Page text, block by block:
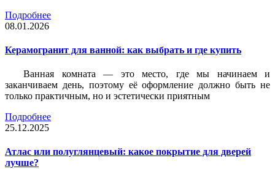
Подробнее
08.01.2026
Керамогранит для ванной: как выбрать и где купить
Ванная комната — это место, где мы начинаем и
заканчиваем день, поэтому её оформление должно быть не
только практичным, но и эстетически приятным
Подробнее
25.12.2025
Атлас или полуглянцевый: какое покрытие для дверей
лучше?